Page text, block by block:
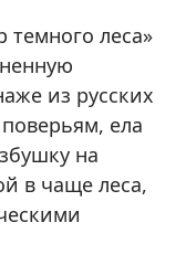
леса»
из русских
ела
на
в чаще леса,